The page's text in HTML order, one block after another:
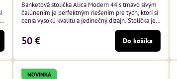
Banketová stolička Alica Modern 44 s tmavo sivým
čalúnením je perfektným riešením pre tých, ktorí si
cenia vysokú kvalitu a jedinečný dizajn. Stolička je
výnimočná použitím vysoko kvalitného tmavo
sivého zamatového čalúnenia od poľského výrobcu
Davis ktorého látka má hmotnosť 390 g/m², čo
zaručuje výnimočnú odolnosť a pohodlie. Sivá farba
kostry.
50 € Do košíka
NOVINKA